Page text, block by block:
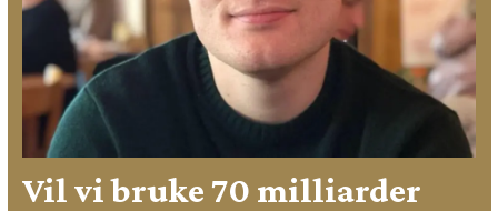
Vil vi bruke 70 milliarder